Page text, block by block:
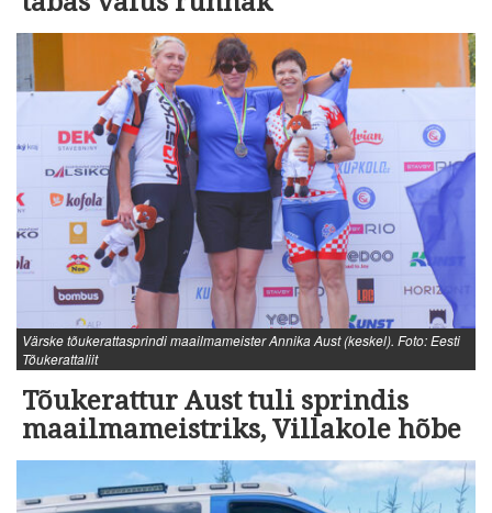
Värske tõukerattasprindi maailmameister Annika Aust (keskel). Foto: Eesti
Tõukerattaliit
Tõukerattur Aust tuli sprindis
maailmameistriks, Villakole hõbe